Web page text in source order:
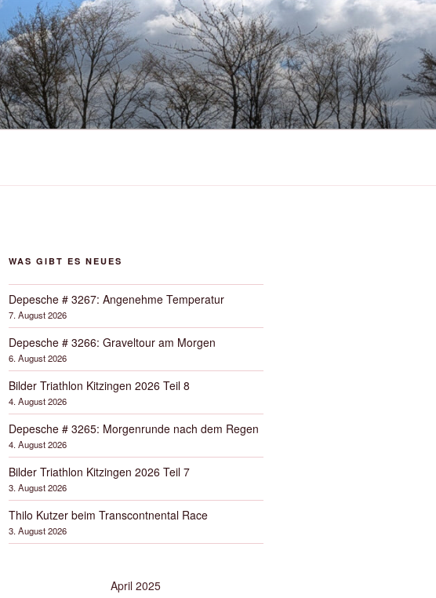
WAS GIBT ES NEUES
Depesche # 3267: Angenehme Temperatur
7. August 2026
Depesche # 3266: Graveltour am Morgen
6. August 2026
Bilder Triathlon Kitzingen 2026 Teil 8
4. August 2026
Depesche # 3265: Morgenrunde nach dem Regen
4. August 2026
Bilder Triathlon Kitzingen 2026 Teil 7
3. August 2026
Thilo Kutzer beim Transcontnental Race
3. August 2026
April 2025